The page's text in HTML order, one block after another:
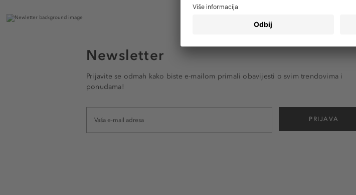
Newsletter
Prijavite se odmah kako biste e-mailom primali obavijesti o svim trendovima i
ponudama!
PRIJAVA